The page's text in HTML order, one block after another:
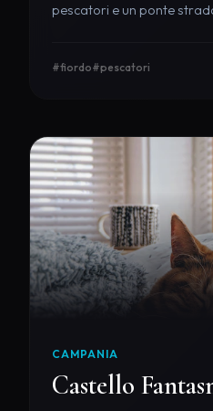
pescatori e un ponte
#fiordo#pescatori
CAMPANIA
Castello